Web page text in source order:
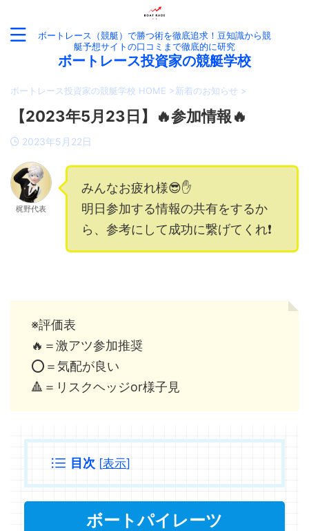
ボートレース（競艇）で勝つ術を徹底追求！豆知識から競
艇予想サイトの口コミまで徹底的に研究
ボートレース投資家の競艇学校
ボートレース投資家の競艇学校 HOME >新着のお知らせ >
【2023年5月23日】🔥参加情報🔥
2023年5月22日
梶野代表
みんなお疲れ様😎✋
明日参加する情報の共有をするか
ら、参考にして成功に繋げてくれ❗️
※評価表
🔥＝激アツ参加推奨
⭕️＝気配が良い
🔺＝リスクヘッジor様子見
目次 [表示]
ボートパイレーツ